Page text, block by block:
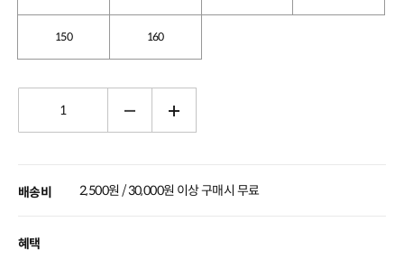
150 160
배송비 2,500원 / 30,000원 이상 구매시 무료
혜택